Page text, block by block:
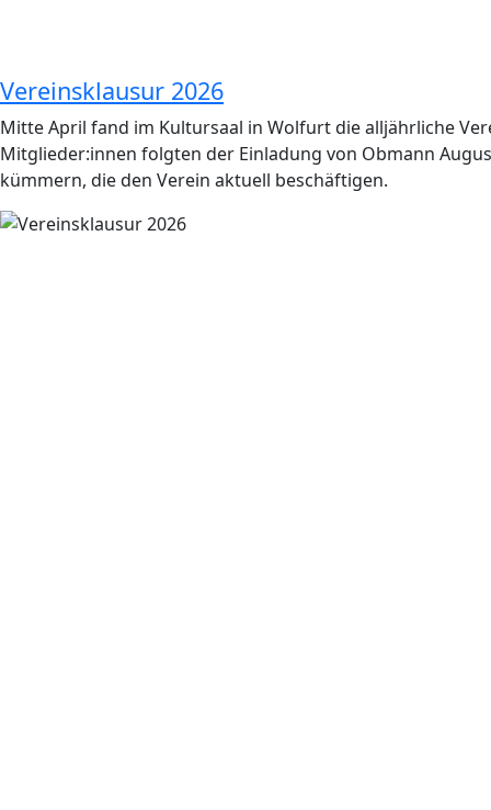
Vereinsklausur 2026
Mitte April fand im Kultursaal in Wolfurt die alljährliche
Mitglieder:innen folgten der Einladung von Obmann
kümmern, die den Verein aktuell beschäftigen.